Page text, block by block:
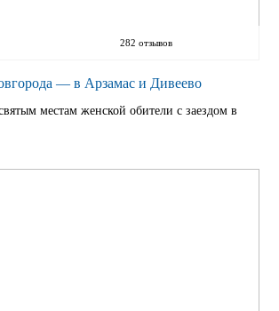
282 отзывов
— в Арзамас и Дивеево
местам женской обители с заездом в